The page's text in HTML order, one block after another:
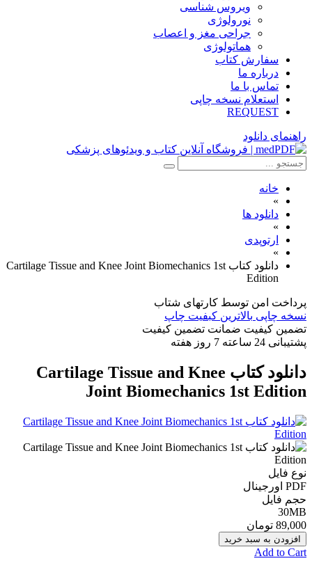
ویروس شناسی
نورولوژی
جراحی مغز و اعصاب
هماتولوژی
سفارش کتاب
درباره ما
تماس با ما
استعلام نسخه چاپی
REQUEST
راهنمای دانلود
خانه
»
دانلود ها
»
ارتوپدی
»
دانلود کتاب Cartilage Tissue and Knee Joint Biomechanics 1st
Edition
پرداخت امن توسط کارتهای شتاب
نسخه چاپی بالاترین کبفیت چاپ
تضمین کیفیت ضمانت تضمین کیفیت
پشتیبانی 24 ساعته 7 روز هفته
دانلود کتاب Cartilage Tissue and Knee
Joint Biomechanics 1st Edition
نوع فایل
PDF اورجينال
حجم فایل
30MB
89,000 تومان
افزودن به سبد خرید
Add to Cart